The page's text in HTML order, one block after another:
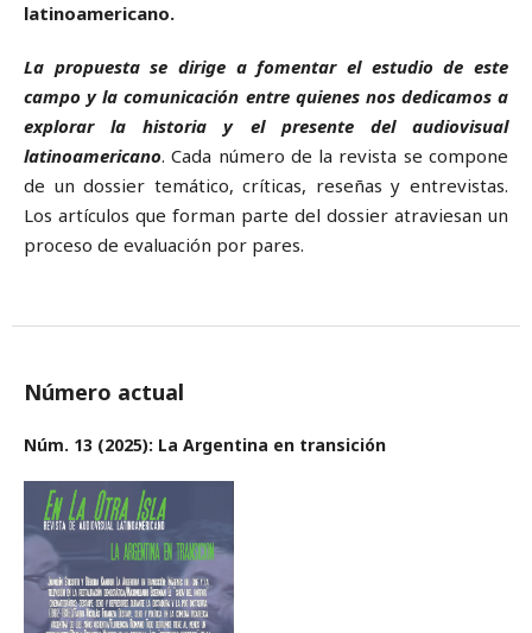
latinoamericano.
La propuesta se dirige a fomentar el estudio de este
campo y la comunicación entre quienes nos dedicamos a
explorar la historia y el presente del audiovisual
latinoamericano. Cada número de la revista se compone
de un dossier temático, críticas, reseñas y entrevistas.
Los artículos que forman parte del dossier atraviesan un
proceso de evaluación por pares.
Número actual
Núm. 13 (2025): La Argentina en transición